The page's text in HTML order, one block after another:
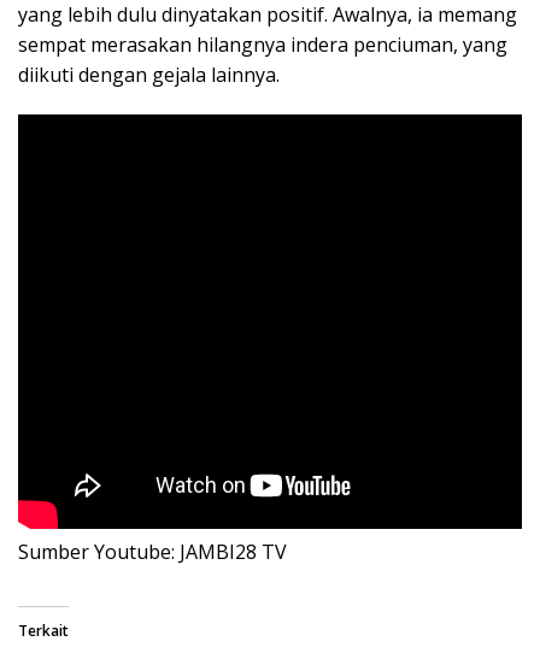
yang lebih dulu dinyatakan positif. Awalnya, ia memang
sempat merasakan hilangnya indera penciuman, yang
diikuti dengan gejala lainnya.
Sumber Youtube: JAMBI28 TV
Terkait